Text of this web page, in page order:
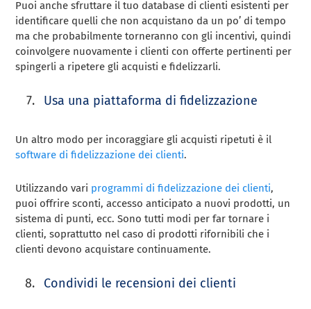
Puoi anche sfruttare il tuo database di clienti esistenti per
identificare quelli che non acquistano da un po’ di tempo
ma che probabilmente torneranno con gli incentivi, quindi
coinvolgere nuovamente i clienti con offerte pertinenti per
spingerli a ripetere gli acquisti e fidelizzarli.
Usa una piattaforma di fidelizzazione
Un altro modo per incoraggiare gli acquisti ripetuti è il
software di fidelizzazione dei clienti.
Utilizzando vari programmi di fidelizzazione dei clienti,
puoi offrire sconti, accesso anticipato a nuovi prodotti, un
sistema di punti, ecc. Sono tutti modi per far tornare i
clienti, soprattutto nel caso di prodotti rifornibili che i
clienti devono acquistare continuamente.
Condividi le recensioni dei clienti